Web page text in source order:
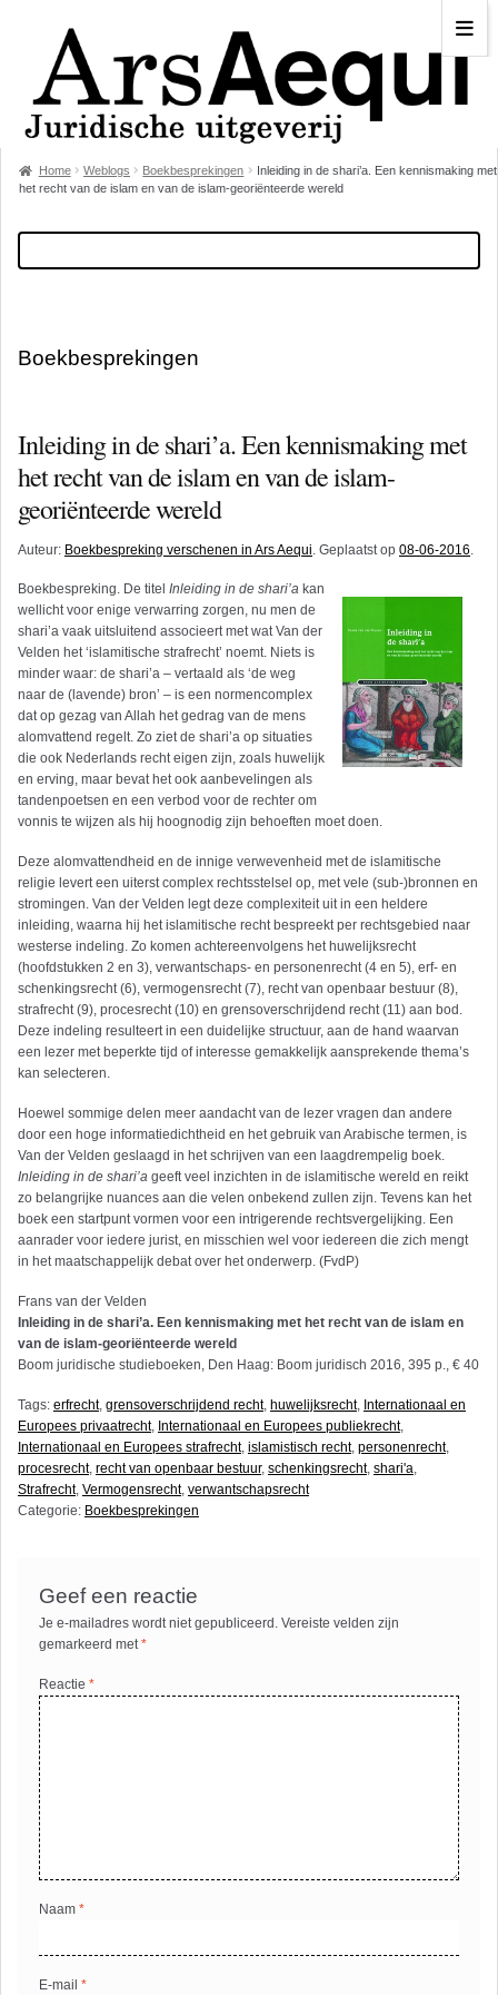
Home Weblogs Boekbesprekingen
Inleiding in de shari’a. Een kennismaking met
het recht van de islam en van de islam-georiënteerde wereld
Boekbesprekingen
Inleiding in de shari’a. Een kennismaking met
het recht van de islam en van de islam-
georiënteerde wereld
Auteur: Boekbespreking verschenen in Ars Aequi. Geplaatst op 08-06-2016.
Boekbespreking. De titel Inleiding in de shari’a kan
wellicht voor enige verwarring zorgen, nu men de
shari’a vaak uitsluitend associeert met wat Van der
Velden het ‘islamitische strafrecht’ noemt. Niets is
minder waar: de shari’a – vertaald als ‘de weg
naar de (lavende) bron’ – is een normencomplex
dat op gezag van Allah het gedrag van de mens
alomvattend regelt. Zo ziet de shari’a op situaties
die ook Nederlands recht eigen zijn, zoals huwelijk
en erving, maar bevat het ook aanbevelingen als
tandenpoetsen en een verbod voor de rechter om
vonnis te wijzen als hij hoognodig zijn behoeften moet doen.
Deze alomvattendheid en de innige verwevenheid met de islamitische
religie levert een uiterst complex rechtsstelsel op, met vele (sub-)bronnen en
stromingen. Van der Velden legt deze complexiteit uit in een heldere
inleiding, waarna hij het islamitische recht bespreekt per rechtsgebied naar
westerse indeling. Zo komen achtereenvolgens het huwelijksrecht
(hoofdstukken 2 en 3), verwantschaps- en personenrecht (4 en 5), erf- en
schenkingsrecht (6), vermogensrecht (7), recht van openbaar bestuur (8),
strafrecht (9), procesrecht (10) en grensoverschrijdend recht (11) aan bod.
Deze indeling resulteert in een duidelijke structuur, aan de hand waarvan
een lezer met beperkte tijd of interesse gemakkelijk aansprekende thema’s
kan selecteren.
Hoewel sommige delen meer aandacht van de lezer vragen dan andere
door een hoge informatiedichtheid en het gebruik van Arabische termen, is
Van der Velden geslaagd in het schrijven van een laagdrempelig boek.
Inleiding in de shari’a geeft veel inzichten in de islamitische wereld en reikt
zo belangrijke nuances aan die velen onbekend zullen zijn. Tevens kan het
boek een startpunt vormen voor een intrigerende rechtsvergelijking. Een
aanrader voor iedere jurist, en misschien wel voor iedereen die zich mengt
in het maatschappelijk debat over het onderwerp. (FvdP)
Frans van der Velden
Inleiding in de shari’a. Een kennismaking met het recht van de islam en
van de islam-georiënteerde wereld
Boom juridische studieboeken, Den Haag: Boom juridisch 2016, 395 p., € 40
Tags: erfrecht, grensoverschrijdend recht, huwelijksrecht, Internationaal en
Europees privaatrecht, Internationaal en Europees publiekrecht,
Internationaal en Europees strafrecht, islamistisch recht, personenrecht,
procesrecht, recht van openbaar bestuur, schenkingsrecht, shari'a,
Strafrecht, Vermogensrecht, verwantschapsrecht
Categorie: Boekbesprekingen
Geef een reactie
Je e-mailadres wordt niet gepubliceerd. Vereiste velden zijn
gemarkeerd met*
Reactie*
Naam*
E-mail*